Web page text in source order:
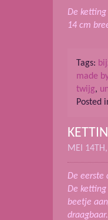
De ketting
14 cm
Tags:
made
twijg,
Posted
MEI
De eerste
De ketting
beetje
draagbaar.